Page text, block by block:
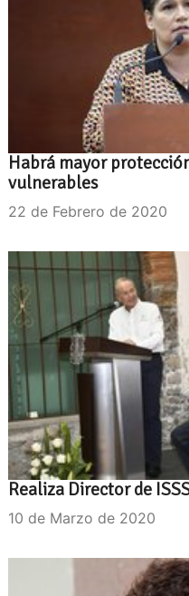
Habrá mayor
vulnerables
22 de Febrero de 2020
Realiza Director de
10 de Marzo de 2020